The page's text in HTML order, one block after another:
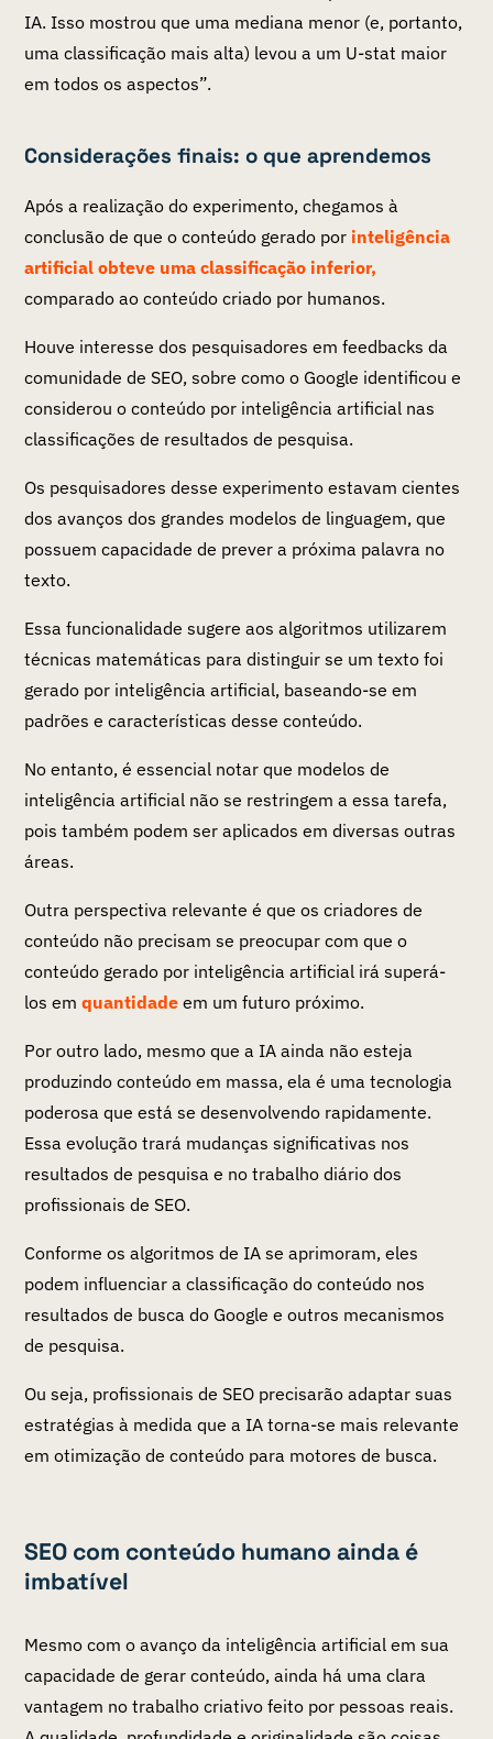
IA. Isso mostrou que uma mediana menor (e, portanto,
uma classificação mais alta) levou a um U-stat maior
em todos os aspectos”.
Considerações finais: o que aprendemos
Após a realização do experimento, chegamos à
conclusão de que o conteúdo gerado por inteligência
artificial obteve uma classificação inferior,
comparado ao conteúdo criado por humanos.
Houve interesse dos pesquisadores em feedbacks da
comunidade de SEO, sobre como o Google identificou e
considerou o conteúdo por inteligência artificial nas
classificações de resultados de pesquisa.
Os pesquisadores desse experimento estavam cientes
dos avanços dos grandes modelos de linguagem, que
possuem capacidade de prever a próxima palavra no
texto.
Essa funcionalidade sugere aos algoritmos utilizarem
técnicas matemáticas para distinguir se um texto foi
gerado por inteligência artificial, baseando-se em
padrões e características desse conteúdo.
No entanto, é essencial notar que modelos de
inteligência artificial não se restringem a essa tarefa,
pois também podem ser aplicados em diversas outras
áreas.
Outra perspectiva relevante é que os criadores de
conteúdo não precisam se preocupar com que o
conteúdo gerado por inteligência artificial irá superá-
los emquantidadeem um futuro próximo.
Por outro lado, mesmo que a IA ainda não esteja
produzindo conteúdo em massa, ela é uma tecnologia
poderosa que está se desenvolvendo rapidamente.
Essa evolução trará mudanças significativas nos
resultados de pesquisa e no trabalho diário dos
profissionais de SEO.
Conforme os algoritmos de IA se aprimoram, eles
podem influenciar a classificação do conteúdo nos
resultados de busca do Google e outros mecanismos
de pesquisa.
Ou seja, profissionais de SEO precisarão adaptar suas
estratégias à medida que a IA torna-se mais relevante
em otimização de conteúdo para motores de busca.
SEO com conteúdo humano ainda é
imbatível
Mesmo com o avanço da inteligência artificial em sua
capacidade de gerar conteúdo, ainda há uma clara
vantagem no trabalho criativo feito por pessoas reais.